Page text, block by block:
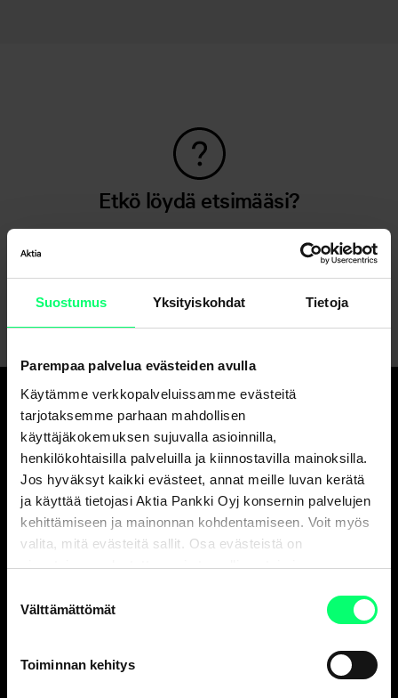
Suostumus Yksityiskohdat Tietoja
Parempaa palvelua evästeiden avulla
Käytämme verkkopalveluissamme evästeitä
tarjotaksemme parhaan mahdollisen
käyttäjäkokemuksen sujuvalla asioinnilla,
henkilökohtaisilla palveluilla ja kiinnostavilla mainoksilla.
Jos hyväksyt kaikki evästeet, annat meille luvan kerätä
ja käyttää tietojasi Aktia Pankki Oyj konsernin palvelujen
kehittämiseen ja mainonnan kohdentamiseen. Voit myös
valita, mitä evästeitä sallit. Osa evästeistä on
sivustojemme luotettavan ja turvallisen toiminnan
valinta
Välttämättömät
Toiminnan kehitys
Etkö löydä etsimääsi?
Lähetä viesti verkkopankissa
Hyvä pankki.
Ja erinomainen
varainhoitaja.
Asiakaspalvelu
ark. 8-18
Yritysasiakkaat
ark. 9-16